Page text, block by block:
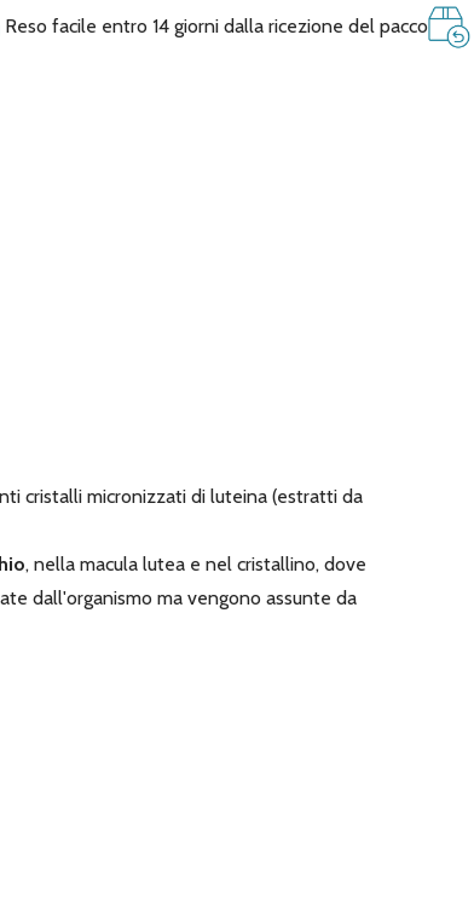
Reso facile entro 14 giorni dalla ricezione del pacco
cristalli micronizzati di luteina (estratti da
, nella macula lutea e nel cristallino, dove
dall'organismo ma vengono assunte da